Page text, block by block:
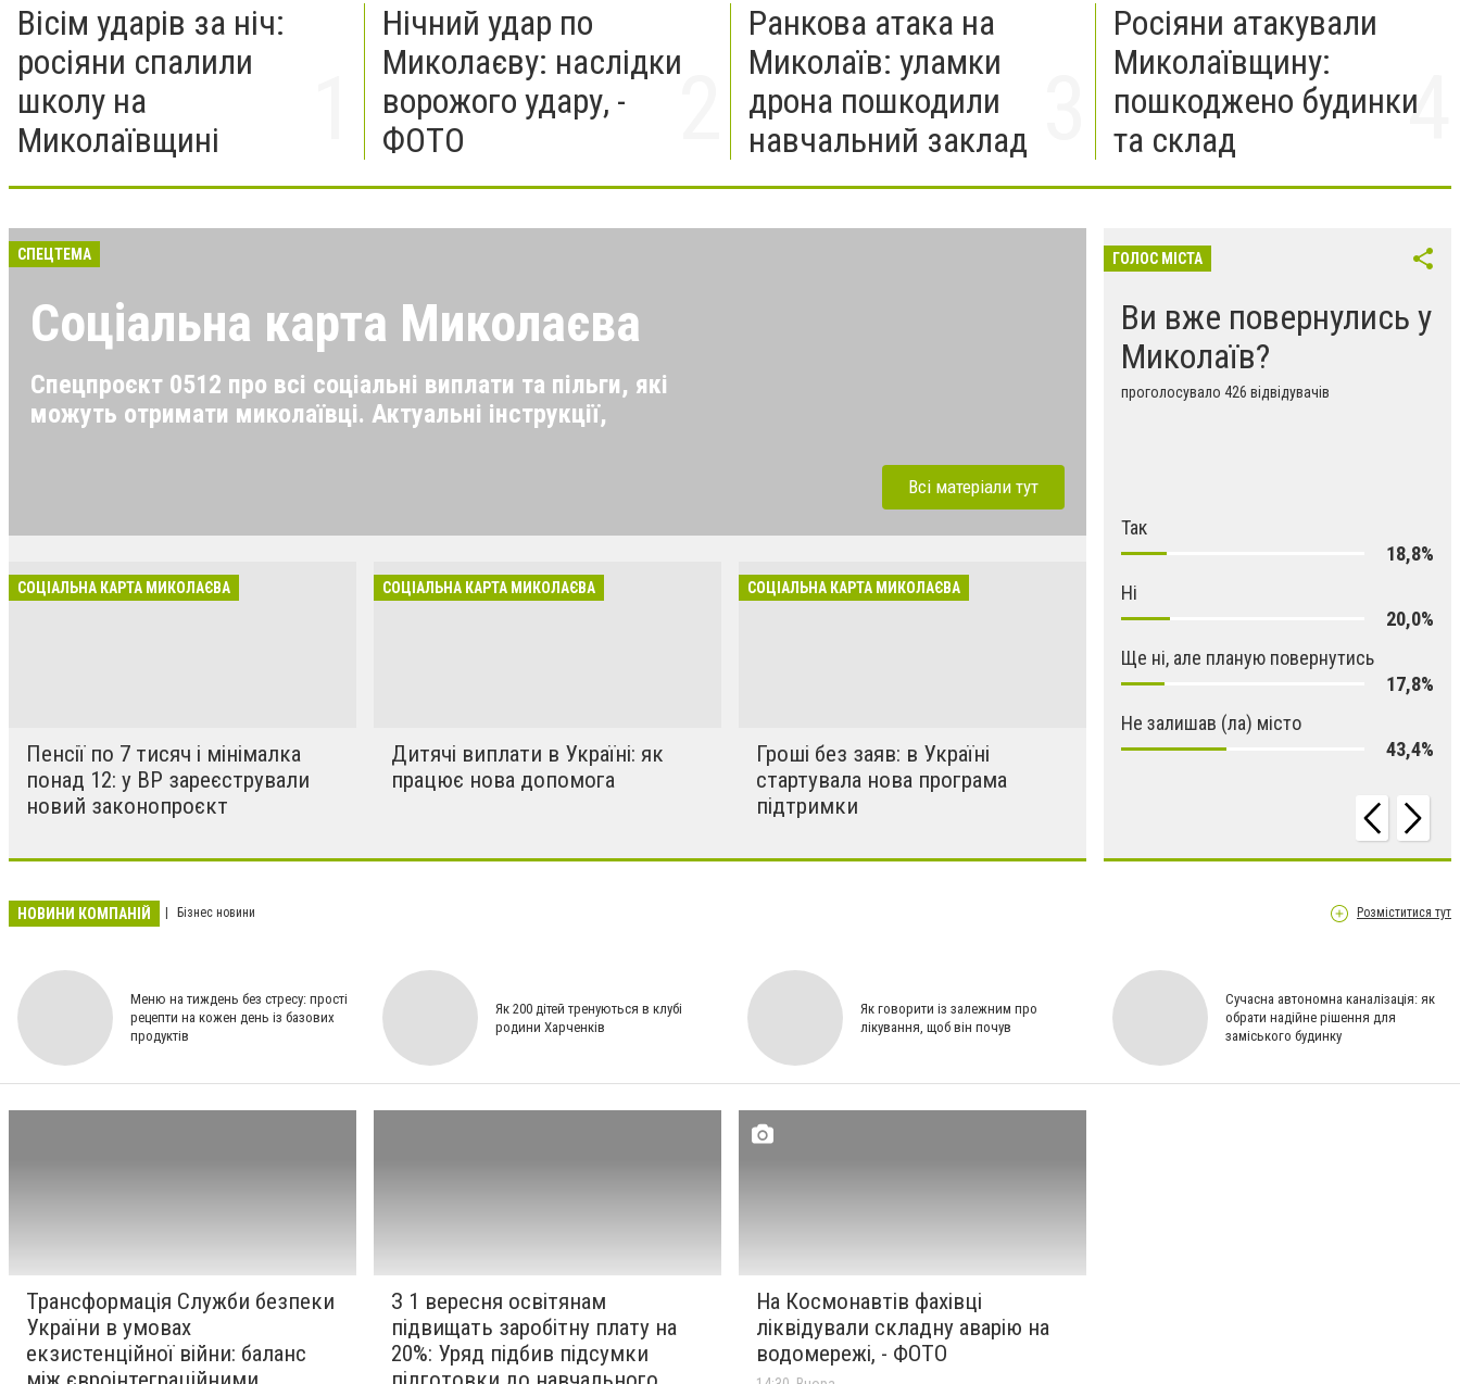
Вісім ударів за ніч:
росіяни спалили
школу на
Миколаївщині
Нічний удар по
Миколаєву: наслідки
ворожого удару, -
ФОТО
Ранкова атака на
Миколаїв: уламки
дрона пошкодили
навчальний заклад
Росіяни атакували
Миколаївщину:
пошкоджено будинки
та склад
СПЕЦТЕМА
Соціальна карта Миколаєва
Спецпроєкт 0512 про всі соціальні виплати та пільги, які
можуть отримати миколаївці. Актуальні інструкції,
Всі матеріали тут
СОЦІАЛЬНА КАРТА МИКОЛАЄВА
Пенсії по 7 тисяч і мінімалка
понад 12: у ВР зареєстрували
новий законопроєкт
СОЦІАЛЬНА КАРТА МИКОЛАЄВА
Дитячі виплати в Україні: як
працює нова допомога
СОЦІАЛЬНА КАРТА МИКОЛАЄВА
Гроші без заяв: в Україні
стартувала нова програма
підтримки
ГОЛОС МІСТА
Ви вже повернулись у
Миколаїв?
проголосувало 426 відвідувачів
Так
18,8%
Ні
20,0%
Ще ні, але планую повернутись
17,8%
Не залишав (ла) місто
43,4%
НОВИНИ КОМПАНІЙ Бізнес новини Розміститися тут
Меню на тиждень без стресу: прості
рецепти на кожен день із базових
продуктів
Як 200 дітей тренуються в клубі
родини Харченків
Як говорити із залежним про
лікування, щоб він почув
Сучасна автономна каналізація: як
обрати надійне рішення для
заміського будинку
Трансформація Служби безпеки
України в умовах
екзистенційної війни: баланс
З 1 вересня освітянам
підвищать заробітну плату на
20%: Уряд підбив підсумки
На Космонавтів фахівці
ліквідували складну аварію на
водомережі, - ФОТО